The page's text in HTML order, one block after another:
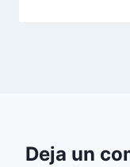
Deja un